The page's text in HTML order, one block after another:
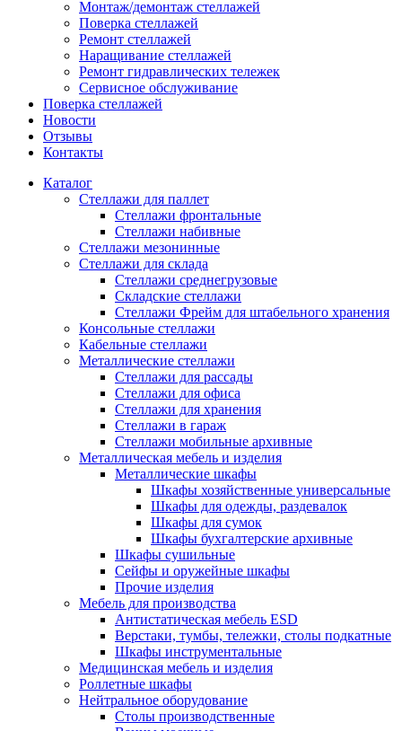
Монтаж/демонтаж стеллажей
Поверка cтеллажей
Ремонт стеллажей
Наращивание стеллажей
Ремонт гидравлических тележек
Сервисное обслуживание
Поверка cтеллажей
Новости
Отзывы
Контакты
Каталог
Стеллажи для паллет
Стеллажи фронтальные
Стеллажи набивные
Стеллажи мезонинные
Стеллажи для склада
Стеллажи среднегрузовые
Складские стеллажи
Стеллажи Фрейм для штабельного хранения
Консольные стеллажи
Кабельные стеллажи
Металлические стеллажи
Стеллажи для рассады
Стеллажи для офиса
Стеллажи для хранения
Стеллажи в гараж
Стеллажи мобильные архивные
Металлическая мебель и изделия
Металлические шкафы
Шкафы хозяйственные универсальные
Шкафы для одежды, раздевалок
Шкафы для сумок
Шкафы бухгалтерские архивные
Шкафы сушильные
Сейфы и оружейные шкафы
Прочие изделия
Мебель для производства
Антистатическая мебель ESD
Верстаки, тумбы, тележки, столы подкатные
Шкафы инструментальные
Медицинская мебель и изделия
Роллетные шкафы
Нейтральное оборудование
Столы производственные